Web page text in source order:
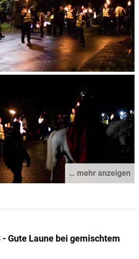
… mehr anzeigen
Gute Laune bei gemischtem